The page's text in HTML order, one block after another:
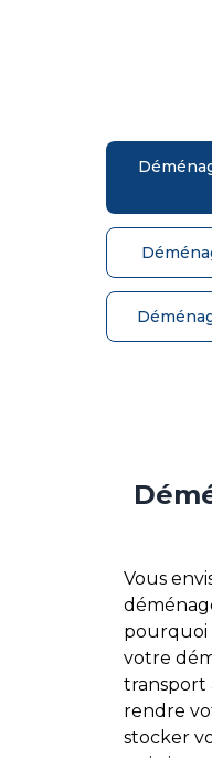
Vous
pourquoi
votre
transport
rendre
stocker